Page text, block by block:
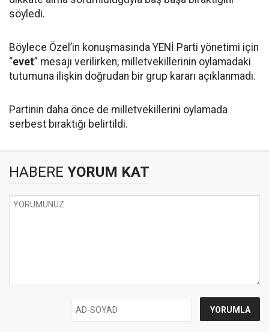
söyledi.
Böylece Özel’in konuşmasında YENİ Parti yönetimi için
“evet” mesajı verilirken, milletvekillerinin oylamadaki
tutumuna ilişkin doğrudan bir grup kararı açıklanmadı.
Partinin daha önce de milletvekillerini oylamada
serbest bıraktığı belirtildi.
HABERE YORUM KAT